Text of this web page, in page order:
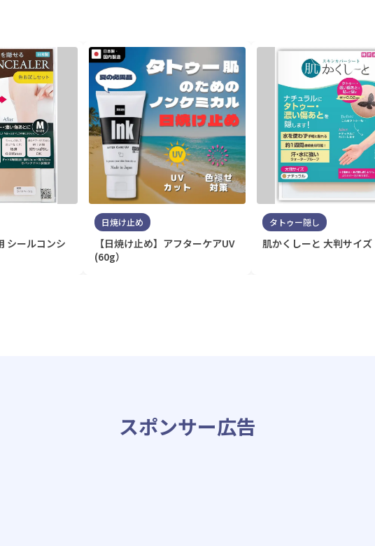
シールコンシ
日焼け止め
【日焼け止め】アフターケアUV
(60g）
タトゥー隠し
肌かくしーと 大判サイズ
スポンサー広告